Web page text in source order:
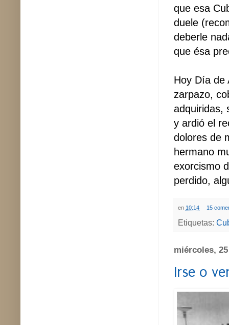
que esa
duele
deberle
que ésa
Hoy Día de
zarpazo,
adquiridas,
y ardió el
dolores de
hermano
exorcismo
perdido,
en 10:14 15
Etiquetas:
miércoles,
Irse o